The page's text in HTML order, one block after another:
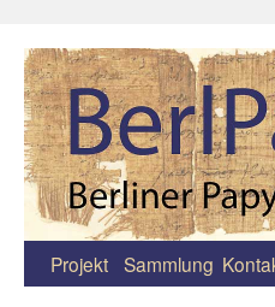
Zum
Projekt Sammlung